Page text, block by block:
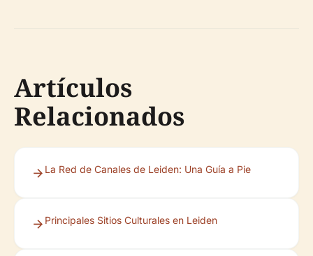
Artículos
Relacionados
La Red de Canales de Leiden: Una Guía a Pie
Principales Sitios Culturales en Leiden